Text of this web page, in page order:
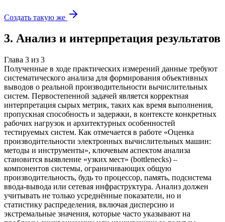
Создать такую же
3. Анализ и интерпретация результатов
Глава 3 из 3
Полученные в ходе практических измерений данные требуют
систематического анализа для формирования объективных
выводов о реальной производительности вычислительных
систем. Первостепенной задачей является корректная
интерпретация сырых метрик, таких как время выполнения,
пропускная способность и задержки, в контексте конкретных
рабочих нагрузок и архитектурных особенностей
тестируемых систем. Как отмечается в работе «Оценка
производительности электронных вычислительных машин:
методы и инструменты», ключевым аспектом анализа
становится выявление «узких мест» (bottlenecks) –
компонентов системы, ограничивающих общую
производительность, будь то процессор, память, подсистема
ввода-вывода или сетевая инфраструктура. Анализ должен
учитывать не только усреднённые показатели, но и
статистику распределения, включая дисперсию и
экстремальные значения, которые часто указывают на